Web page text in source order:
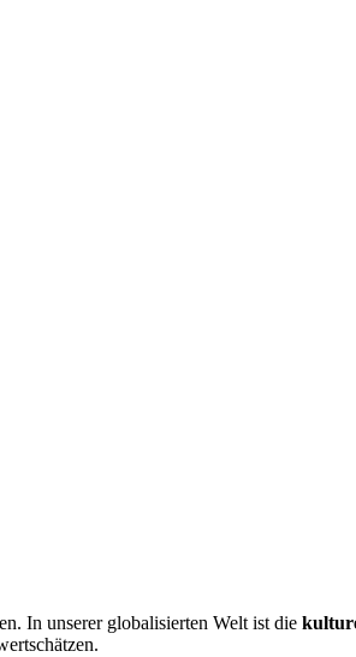
In unserer globalisierten Welt ist die